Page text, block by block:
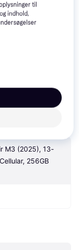
13-inch,
er den bedste
M3 (2025), 13-
256GB
til
indhold,